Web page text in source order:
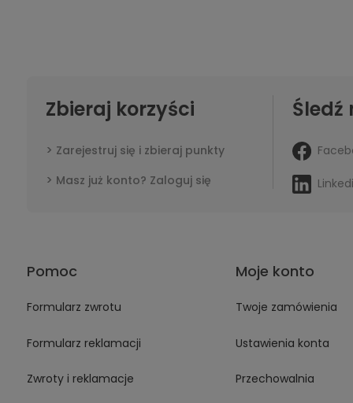
Zbieraj korzyści
Zarejestruj się i zbieraj punkty
Masz już konto? Zaloguj się
Śledź
Pomoc
Formularz zwrotu
Formularz reklamacji
Zwroty i reklamacje
Moje konto
Twoje zamówienia
Ustawienia konta
Przechowalnia